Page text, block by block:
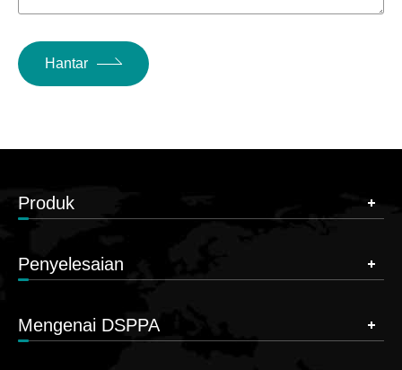
Hantar
Produk
Penyelesaian
Mengenai DSPPA